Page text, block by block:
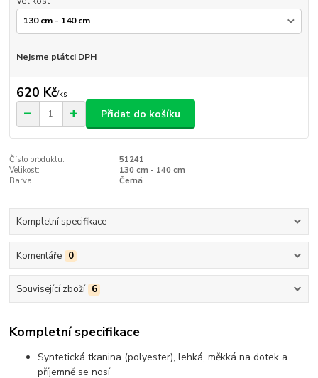
Nejsme plátci DPH
620 Kč/ks
Přidat do košíku
Číslo produktu:
51241
Velikost:
130 cm - 140 cm
Barva:
Černá
Kompletní specifikace
Komentáře 0
Související zboží 6
Kompletní specifikace
Syntetická tkanina (polyester), lehká, měkká na dotek a
příjemně se nosí